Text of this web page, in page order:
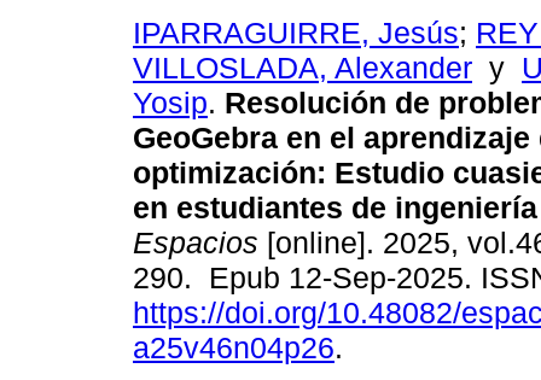
IPARRAGUIRRE, Jesús;
VILLOSLADA, Alexander y
Yosip. Resolución de
GeoGebra en el aprendizaje
optimización: Estudio
en estudiantes de
Espacios [online]. 2025,
290. Epub 12-Sep-2025.
https://doi.org/10.48082/
a25v46n04p26.